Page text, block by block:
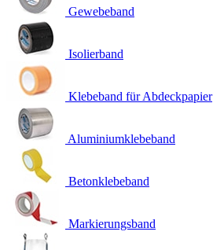
Gewebeband
Isolierband
Klebeband für Abdeckpapier
Aluminiumklebeband
Betonklebeband
Markierungsband